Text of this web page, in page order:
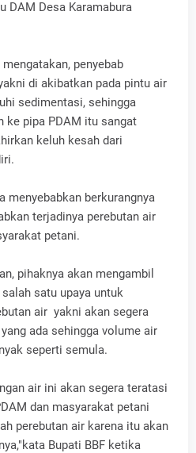
DAM Desa Karamabura
penyebab
di akibatkan pada pintu air
sedimentasi, sehingga
ke pipa PDAM itu sangat
keluh kesah dari
menyebabkan berkurangnya
terjadinya perebutan air
petani.
pihaknya akan mengambil
satu upaya untuk
air yakni akan segera
ada sehingga volume air
seperti semula.
air ini akan segera teratasi
dan masyarakat petani
perebutan air karena itu akan
Bupati BBF ketika